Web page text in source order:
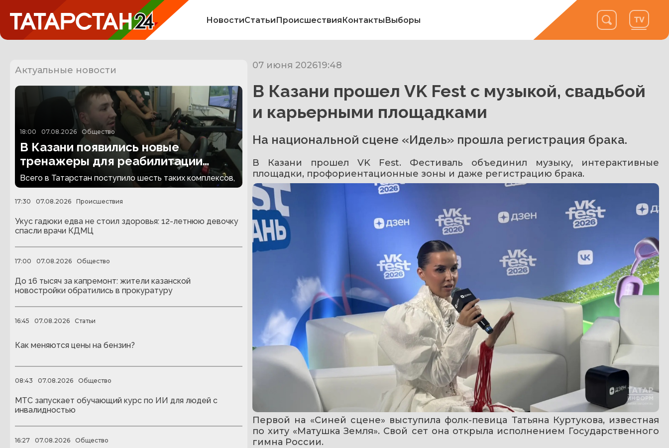
НовостиСтатьиПроисшествияКонтактыВыборы
Актуальные новости
18:00 07.08.2026 Общество
В Казани появились новые
тренажеры для реабилитации
людей с ампутациями
Всего в Татарстан поступило шесть таких комплексов,
17:30 07.08.2026 Происшествия
Укус гадюки едва не стоил здоровья: 12-летнюю девочку
спасли врачи КДМЦ
17:00 07.08.2026 Общество
До 16 тысяч за капремонт: жители казанской
новостройки обратились в прокуратуру
16:45 07.08.2026 Статьи
Как меняются цены на бензин?
08:43 07.08.2026 Общество
МТС запускает обучающий курс по ИИ для людей с
инвалидностью
16:27 07.08.2026 Общество
07 июня 202619:48
В Казани прошел VK Fest с музыкой, свадьбой
и карьерными площадками
На национальной сцене «Идель» прошла регистрация брака.
В Казани прошел VK Fest. Фестиваль объединил музыку, интерактивные
площадки, профориентационные зоны и даже регистрацию брака.
Первой на «Синей сцене» выступила фолк-певица Татьяна Куртукова, известная
по хиту «Матушка Земля». Свой сет она открыла исполнением Государственного
гимна России.